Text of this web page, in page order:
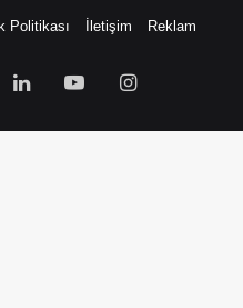
Politikası İletişim Reklam
LinkedInYouTubeInstagram